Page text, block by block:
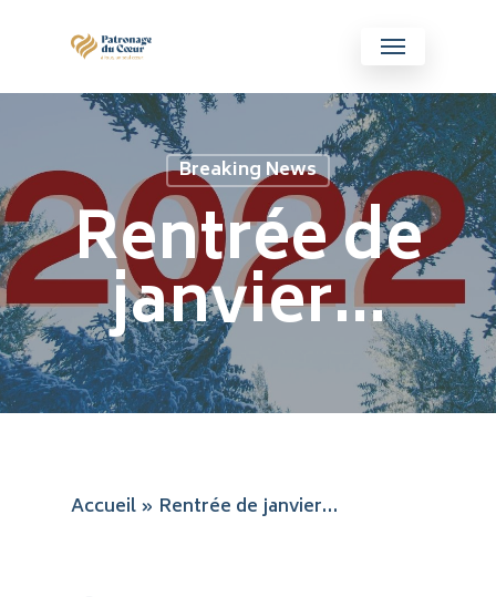
Breaking News
Rentrée de
janvier…
Accueil» Rentrée de janvier…